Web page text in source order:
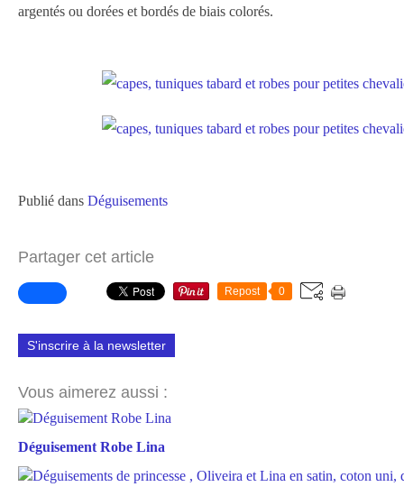
argentés ou dorées et bordés de biais colorés.
Publié dans Déguisements
Partager cet article
Repost 0
S'inscrire à la newsletter
Vous aimerez aussi :
Déguisement Robe Lina